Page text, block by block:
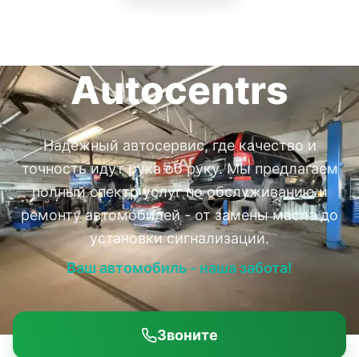
Autocentrs
Надежный автосервис, где качество и
точность идут рука об руку. Мы предлагаем
полный спектр услуг по обслуживанию и
ремонту автомобилей - от замены масла до
установки сигнализации.
Ваш автомобиль - наша забота!
Звоните